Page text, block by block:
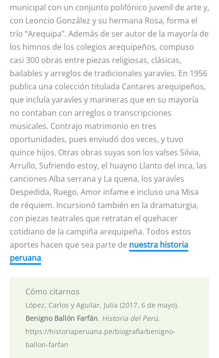
municipal con un conjunto polifónico juvenil de arte y,
con Leoncio González y su hermana Rosa, forma el
trío “Arequipa”. Además de ser autor de la mayoría de
los himnos de los colegios arequipeños, compuso
casi 300 obras entre piezas religiosas, clásicas,
bailables y arreglos de tradicionales yaravíes. En 1956
publica una colección titulada Cantares arequipeños,
que incluía yaravíes y marineras que en su mayoría
no contaban con arreglos o transcripciones
musicales. Contrajo matrimonio en tres
oportunidades, pues enviudó dos veces, y tuvo
quince hijos. Otras obras suyas son los valses Silvia,
Arrullo, Sufriendo estoy, el huayno Llanto del inca, las
canciones Alba serrana y La quena, los yaravíes
Despedida, Ruego, Amor infame e incluso una Misa
de réquiem. Incursionó también en la dramaturgia,
con piezas teatrales que retratan el quehacer
cotidiano de la campiña arequipeña. Todos estos
aportes hacen que sea parte de nuestra historia
peruana.
Cómo citarnos
López, Carlos y Aguilar, Julia (2017, 6 de mayo).
Benigno Ballón Farfán. Historia del Perú.
https://historiaperuana.pe/biografia/benigno-
ballon-farfan